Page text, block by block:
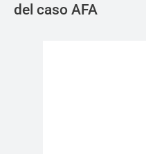
del caso AFA